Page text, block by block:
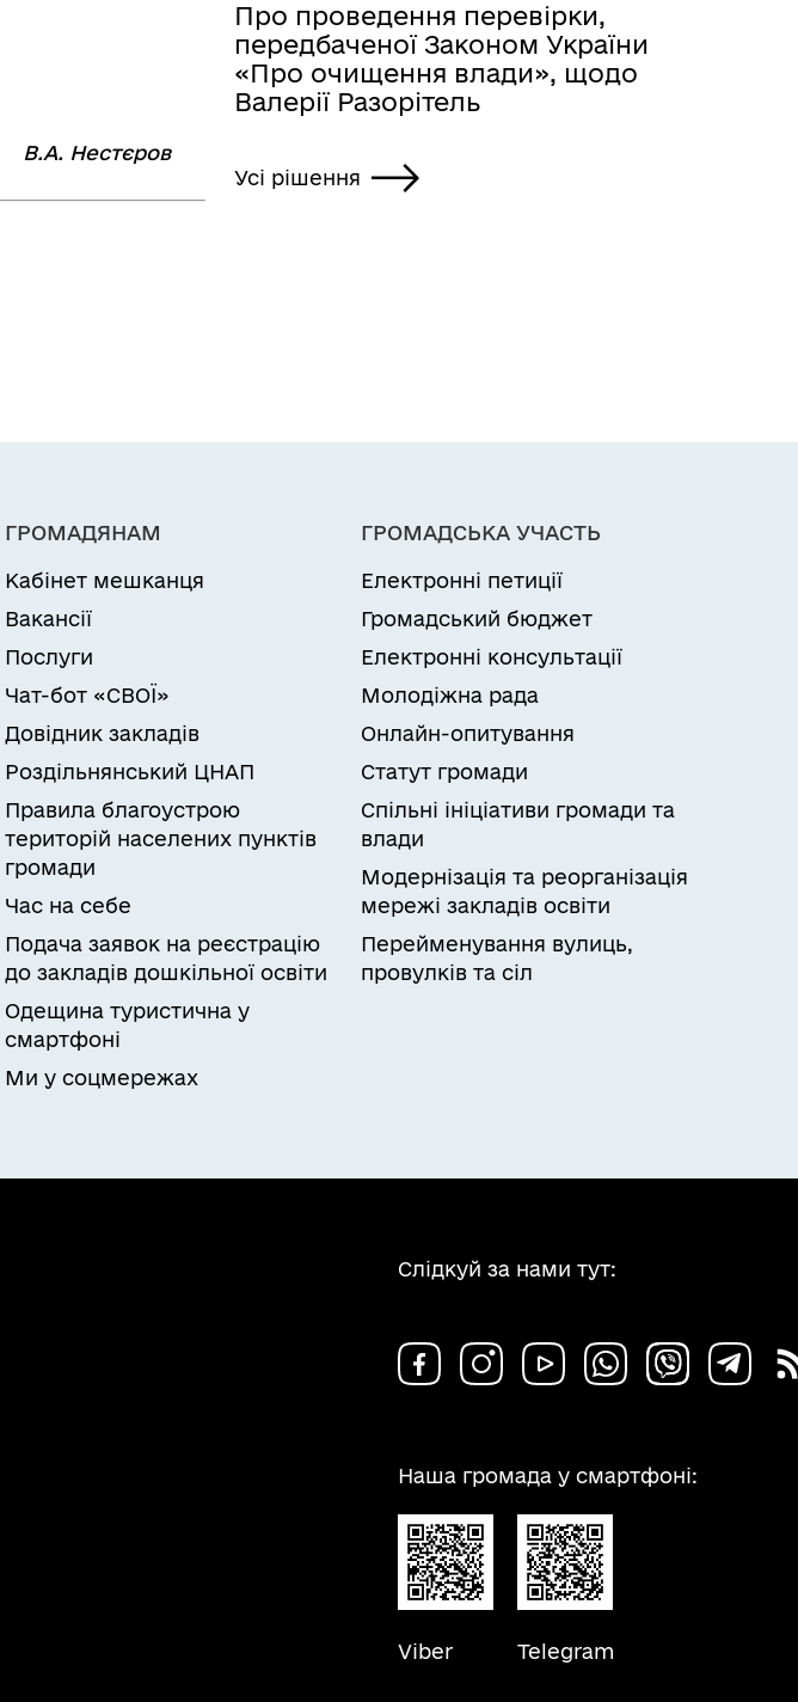
В.А. Нестєров
Про проведення перевірки,
передбаченої Законом України
«Про очищення влади», щодо
Валерії Разорітель
Усі рішення
ГРОМАДЯНАМ
Кабінет мешканця
Вакансії
Послуги
Чат-бот «СВОЇ»
Довідник закладів
Роздільнянський ЦНАП
Правила благоустрою
територій населених пунктів
громади
Час на себе
Подача заявок на реєстрацію
до закладів дошкільної освіти
Одещина туристична у
смартфоні
Ми у соцмережах
ГРОМАДСЬКА УЧАСТЬ
Електронні петиції
Громадський бюджет
Електронні консультації
Молодіжна рада
Онлайн-опитування
Статут громади
Спільні ініціативи громади та
влади
Модернізація та реорганізація
мережі закладів освіти
Перейменування вулиць,
провулків та сіл
Слідкуй за нами тут:
Наша громада у смартфоні:
Viber Telegram